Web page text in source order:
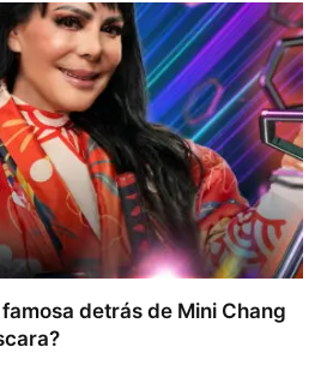
detrás de Mini Chang